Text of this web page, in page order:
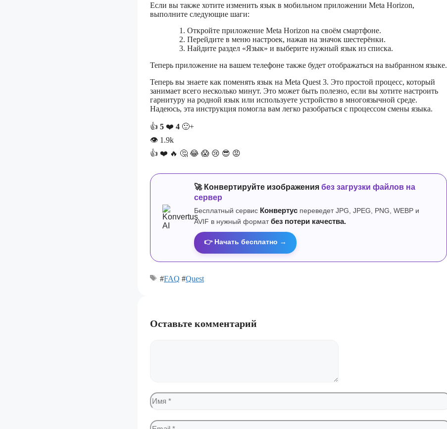
Если вы также хотите изменить язык в мобильном приложении Meta Horizon,
выполните следующие шаги:
Откройте приложение Meta Horizon на своём смартфоне.
Перейдите в меню настроек, нажав на значок шестерёнки.
Найдите раздел «Язык» и выберите нужный язык из списка.
Теперь приложение на вашем телефоне также будет отображаться на выбранном языке.
Теперь вы знаете как поменять язык на Meta Quest 3. Это простой процесс, который
занимает всего несколько минут. Это может быть полезно, если вы хотите настроить
гарнитуру на родной язык или используете устройство в многоязычной среде.
Надеюсь, эта инструкция помогла вам легко разобраться с процессом смены языка.
👍 5 ❤️ 4 🙂+
👁 1.9k
👍 ❤️ 🔥 🤔 😂 😱 😢 😎 😡
🚀 Конвертируйте изображения без загрузки файлов на
сервер
Бесплатный сервис Конвертус переведет JPG, JPEG, PNG, WEBP и
AVIF в нужный формат без потери качества.
👉 Начать бесплатно →
#FAQ #Quest
Оставьте комментарий
Имя
Email